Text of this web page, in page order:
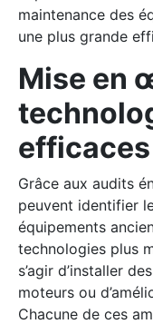
maintenance des
une plus grande
Mise en
efficaces
Grâce aux audits
peuvent identifier
équipements
technologies plus
s’agir d’installer
moteurs ou
Chacune de ces